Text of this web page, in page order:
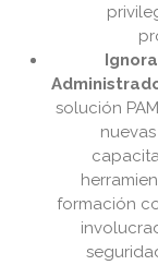
solución
formación